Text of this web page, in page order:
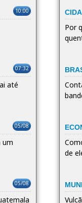
10:00
07:32
até
05/08
um
05/08
Por
de